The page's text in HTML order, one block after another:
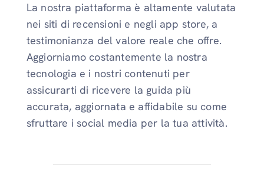
La nostra piattaforma è altamente valutata
nei siti di recensioni e negli app store, a
testimonianza del valore reale che offre.
Aggiorniamo costantemente la nostra
tecnologia e i nostri contenuti per
assicurarti di ricevere la guida più
accurata, aggiornata e affidabile su come
sfruttare i social media per la tua attività.